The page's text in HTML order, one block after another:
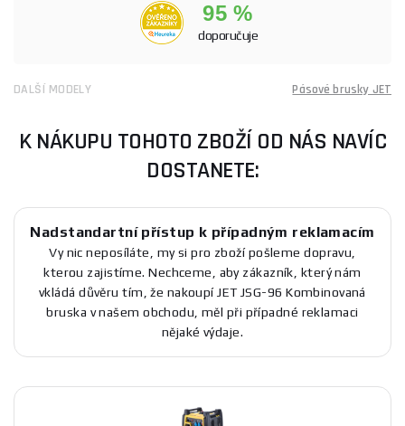
95 %
doporučuje
DALŠÍ MODELY Pásové brusky JET
K NÁKUPU TOHOTO ZBOŽÍ OD NÁS NAVÍC
DOSTANETE:
Nadstandartní přístup k případným reklamacím
Vy nic neposíláte, my si pro zboží pošleme dopravu,
kterou zajistíme. Nechceme, aby zákazník, který nám
vkládá důvěru tím, že nakoupí JET JSG-96 Kombinovaná
bruska v našem obchodu, měl při případné reklamaci
nějaké výdaje.